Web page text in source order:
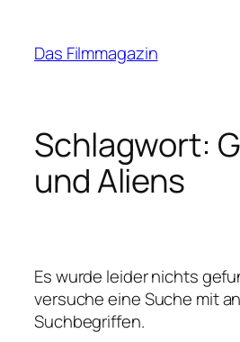
springen
Das Filmmagazin
Schlagwort:
und Aliens
Es wurde leider nichts
versuche eine Suche mit
Suchbegriffen.